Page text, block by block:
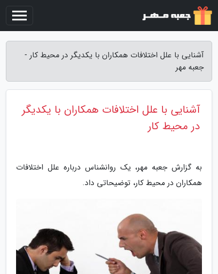
آشنایی با علل اختلافات همکاران با یکدیگر در محیط کار -
جعبه مهر
آشنایی با علل اختلافات همکاران با یکدیگر
در محیط کار
به گزارش جعبه مهر، یک روانشناس درباره علل اختلافات
همکاران در محیط کار، توضیحاتی داد.